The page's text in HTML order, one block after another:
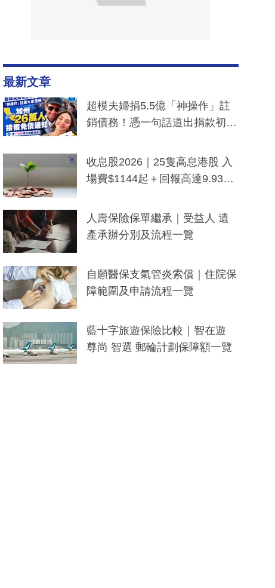
最新文章
超模夫婦捐5.5億「神操作」註
銷債務！憑一句話道出捐款初
一度被誤當詐騙手段
收息股2026｜25隻高息港股 入
場費$1144起＋回報高達9.93
人壽保險保單繼承｜受益人 遺
產承辦分別及流程一覽
自願醫保支氣管炎索償｜住院保
障範圍及申請流程一覽
藍十字旅遊保險比較｜智在遊
尊尚 智選 郵輪計劃保障額一覽